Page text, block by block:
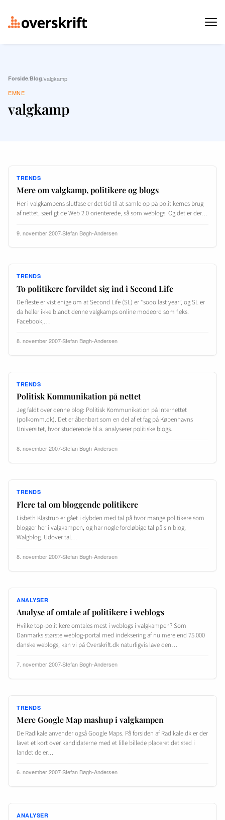
Forside/Blog/valgkamp
EMNE
valgkamp
TRENDS
Mere om valgkamp, politikere og blogs
Her i valgkampens slutfase er det tid til at samle op på politikernes brug
af nettet, særligt de Web 2.0 orienterede, så som weblogs. Og det er der…
9. november 2007·Stefan Bøgh-Andersen
TRENDS
To politikere forvildet sig ind i Second Life
De fleste er vist enige om at Second Life (SL) er “sooo last year”, og SL er
da heller ikke blandt denne valgkamps online modeord som f.eks.
Facebook,…
8. november 2007·Stefan Bøgh-Andersen
TRENDS
Politisk Kommunikation på nettet
Jeg faldt over denne blog: Politisk Kommunikation på Internettet
(polkomm.dk). Det er åbenbart som en del af et fag på Københavns
Universitet, hvor studerende bl.a. analyserer politiske blogs.
8. november 2007·Stefan Bøgh-Andersen
TRENDS
Flere tal om bloggende politikere
Lisbeth Klastrup er gået i dybden med tal på hvor mange politikere som
blogger her i valgkampen, og har nogle foreløbige tal på sin blog,
Walgblog. Udover tal…
8. november 2007·Stefan Bøgh-Andersen
ANALYSER
Analyse af omtale af politikere i weblogs
Hvilke top-politikere omtales mest i weblogs i valgkampen? Som
Danmarks største weblog-portal med indeksering af nu mere end 75.000
danske weblogs, kan vi på Overskrift.dk naturligvis lave den…
7. november 2007·Stefan Bøgh-Andersen
TRENDS
Mere Google Map mashup i valgkampen
De Radikale anvender også Google Maps. På forsiden af Radikale.dk er der
lavet et kort over kandidaterne med et lille billede placeret det sted i
landet de er…
6. november 2007·Stefan Bøgh-Andersen
ANALYSER